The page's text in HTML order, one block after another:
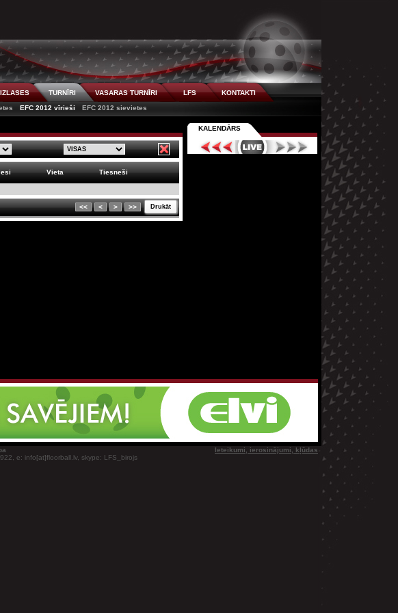
IZLASES TURNĪRI VASARAS TURNĪRI LFS
KONTAKTI
EFC 2012 vīrieši EFC 2012 sievietes
Vieta Tiesneši
Drukāt
<< < > >>
KALENDĀRS
e: info[at]floorball.lv, skype: LFS_birojs
Ieteikumi, ierosinājumi, kļūdas